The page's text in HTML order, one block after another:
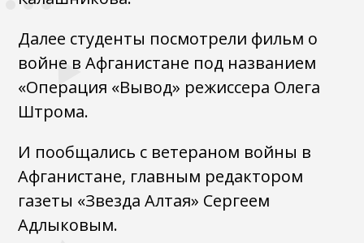
Далее студенты посмотрели фильм о
войне в Афганистане под названием
«Операция «Вывод» режиссера Олега
Штрома.
И пообщались с ветераном войны в
Афганистане, главным редактором
газеты «Звезда Алтая» Сергеем
Адлыковым.